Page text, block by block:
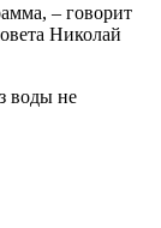
– говорит
Николай
воды не